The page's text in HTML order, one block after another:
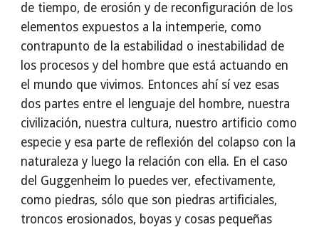
de tiempo, de erosión y de reconfiguración de los
elementos expuestos a la intemperie, como
contrapunto de la estabilidad o inestabilidad de
los procesos y del hombre que está actuando en
el mundo que vivimos. Entonces ahí sí vez esas
dos partes entre el lenguaje del hombre, nuestra
civilización, nuestra cultura, nuestro artificio como
especie y esa parte de reflexión del colapso con la
naturaleza y luego la relación con ella. En el caso
del Guggenheim lo puedes ver, efectivamente,
como piedras, sólo que son piedras artificiales,
troncos erosionados, boyas y cosas pequeñas